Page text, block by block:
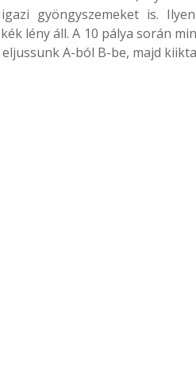
gyöngyszemeket is.
lény áll. A 10 pálya során
A-ból B-be, majd